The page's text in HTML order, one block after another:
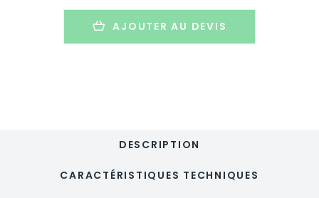
1500ml
AJOUTER AU DEVIS
DESCRIPTION
CARACTÉRISTIQUES TECHNIQUES